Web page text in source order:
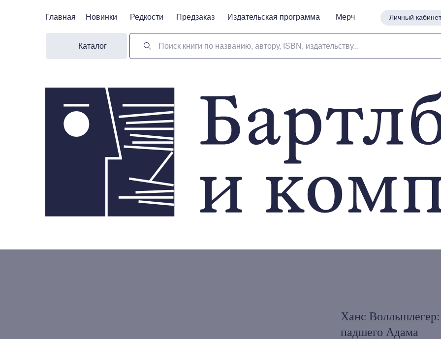
Личный кабинет
Поиск книги по названию, автору, ISBN, издательству...
Новинки Предзаказ Издательская программа Мерч
Редкости
Главная
Каталог
Личный кабинет
Новинки Предзаказ Издательская программа Мерч
Редкости
Главная
Ханс
падшего Адама